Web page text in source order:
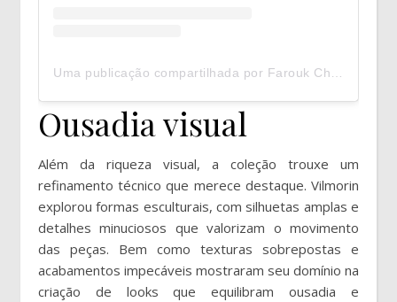
Ousadia visual
Além da riqueza visual, a coleção trouxe um
refinamento técnico que merece destaque. Vilmorin
explorou formas esculturais, com silhuetas amplas e
detalhes minuciosos que valorizam o movimento
das peças. Bem como texturas sobrepostas e
acabamentos impecáveis mostraram seu domínio na
criação de looks que equilibram ousadia e